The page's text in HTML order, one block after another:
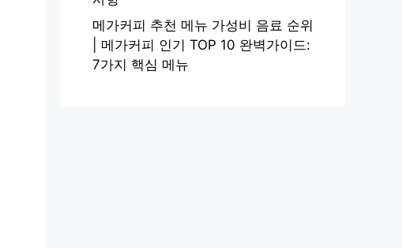
메가커피 추천 메뉴 가성비 음료 순위
| 메가커피 인기 TOP 10 완벽가이드:
7가지 핵심 메뉴